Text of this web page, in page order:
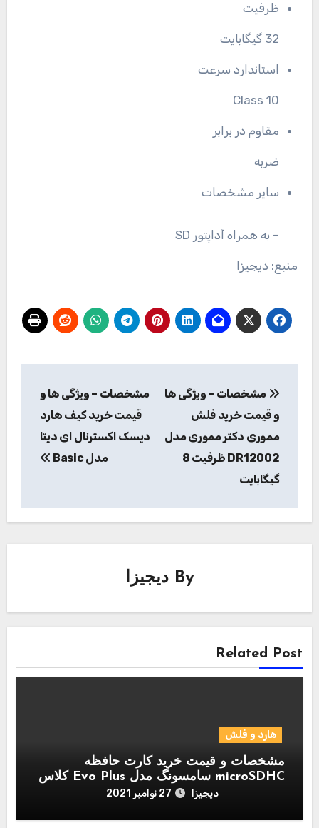
ظرفیت
32 گیگابایت
استاندارد سرعت
Class 10
مقاوم در برابر
ضربه
سایر مشخصات
– به همراه آداپتور SD
منبع: دیجیزا
نوشته
مشخصات – ویژگی ها
و قیمت خرید فلش
مموری دکتر مموری مدل
DR12002 ظرفیت 8
گیگابایت
مشخصات – ویژگی ها و
قیمت خرید کیف هارد
دیسک اکسترنال ای دیتا
مدل Basic
By دیجیزا
Related Post
هارد و فلش
مشخصات و قیمت خرید کارت حافظه
microSDHC سامسونگ مدل Evo Plus کلاس
دیجیزا 27 نوامبر 2021